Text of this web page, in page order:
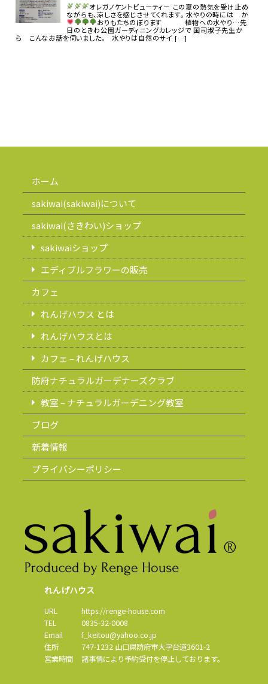
オレガノケントビューティー この夏の熱気を受け止め
ながらも、涼しさを感じさせてくれます。 水やりの時には か
おりもたちのぼります
植物への水やり…先
日のときわ公園ガーディニングカレッジで 国司淑子先生か
ら こんなお話を伺いました。 水やりは自然のサイ […]
ホーム
sakiwai(sakiwai)について
sakiwai(さきわい)ショップ
sakiwaiショップ
エディブルフラワーの販売
カフェ
れんげハウス とは
れんげハウスとは
カフェ – れんげハウス
防府ナチュラルガーデナーズクラブ
教室 – ナチュラルガーデニング教室
ブログ
新着情報
プライバシーポリシー
れんげハウス
URL
https://renge-house.com
TEL
0835-32-0008
Email
f_keitou@yahoo.co.jp
住所
747-1232山口県防府市大字台道3601-2
営業時間
諸事情により予約受付を停止しております。